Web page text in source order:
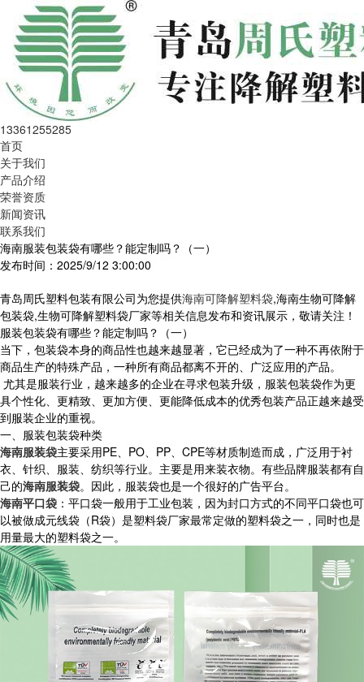
13361255285
首页
关于我们
产品介绍
荣誉资质
新闻资讯
联系我们
海南服装包装袋有哪些？能定制吗？（一）
发布时间：2025/9/12 3:00:00
青岛周氏塑料包装有限公司为您提供海南可降解塑料袋,海南生物可降解
包装袋,生物可降解塑料袋厂家等相关信息发布和资讯展示，敬请关注！
服装包装袋有哪些？能定制吗？（一）
当下，包装袋本身的商品性也越来越显著，它已经成为了一种不再依附于
商品生产的特殊产品，一种所有商品都离不开的、广泛应用的产品。
尤其是服装行业，越来越多的企业在寻求包装升级，服装包装袋作为更
具个性化、更精致、更加方便、更能降低成本的优秀包装产品正越来越受
到服装企业的重视。
一、服装包装袋种类
海南服装袋主要采用PE、PO、PP、CPE等材质制造而成，广泛用于衬
衣、针织、服装、纺织等行业。主要是用来装衣物。有些品牌服装都有自
己的海南服装袋。因此，服装袋也是一个很好的广告平台。
海南平口袋 ：平口袋一般用于工业包装，因为封口方式的不同平口袋也可
以被做成元线袋（R袋）是塑料袋厂家最常定做的塑料袋之一，同时也是
用量最大的塑料袋之一。